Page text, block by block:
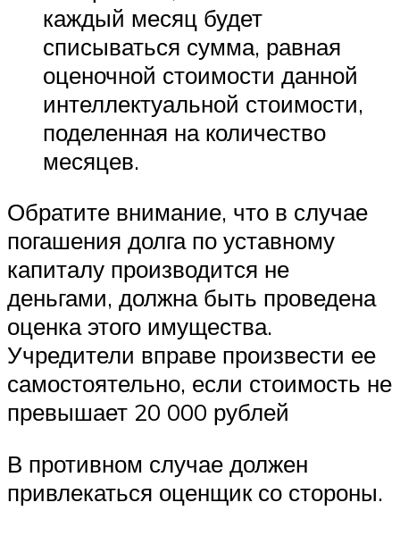
каждый месяц будет
списываться сумма, равная
оценочной стоимости данной
интеллектуальной стоимости,
поделенная на количество
месяцев.
Обратите внимание, что в случае
погашения долга по уставному
капиталу производится не
деньгами, должна быть проведена
оценка этого имущества.
Учредители вправе произвести ее
самостоятельно, если стоимость не
превышает 20 000 рублей
В противном случае должен
привлекаться оценщик со стороны.